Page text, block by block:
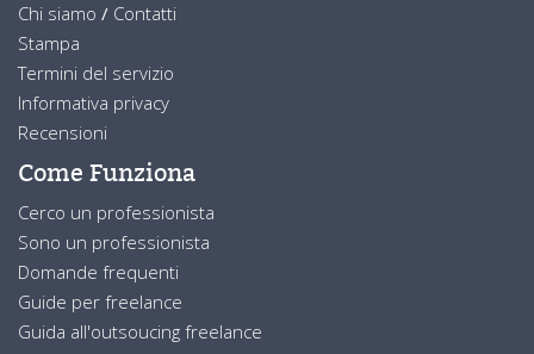
Chi siamo / Contatti
Stampa
Termini del servizio
Informativa privacy
Recensioni
Come Funziona
Cerco un professionista
Sono un professionista
Domande frequenti
Guide per freelance
Guida all'outsoucing freelance